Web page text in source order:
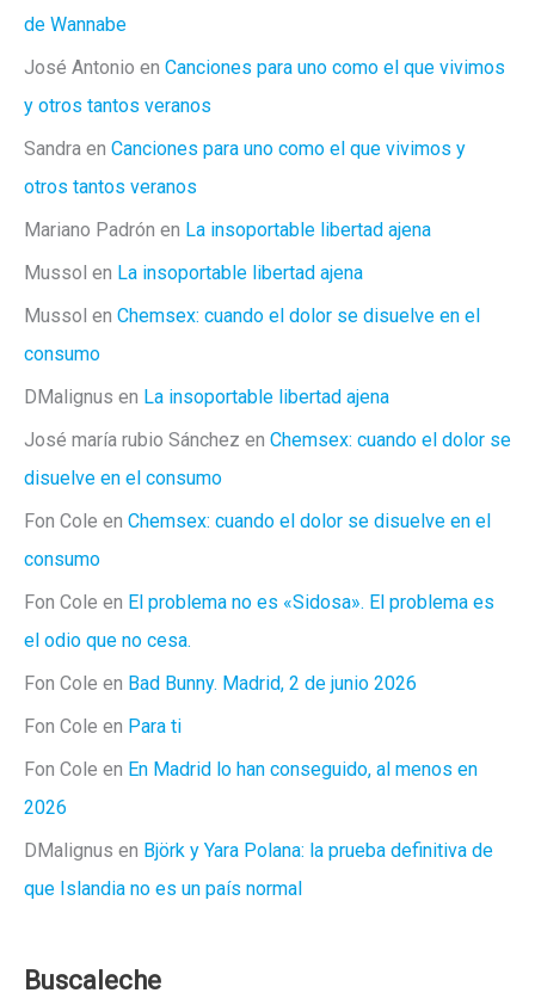
de Wannabe
José Antonio en Canciones para uno como el que vivimos
y otros tantos veranos
Sandra en Canciones para uno como el que vivimos y
otros tantos veranos
Mariano Padrón en La insoportable libertad ajena
Mussol en La insoportable libertad ajena
Mussol en Chemsex: cuando el dolor se disuelve en el
consumo
DMalignus en La insoportable libertad ajena
José maría rubio Sánchez en Chemsex: cuando el dolor se
disuelve en el consumo
Fon Cole en Chemsex: cuando el dolor se disuelve en el
consumo
Fon Cole en El problema no es «Sidosa». El problema es
el odio que no cesa.
Fon Cole en Bad Bunny. Madrid, 2 de junio 2026
Fon Cole en Para ti
Fon Cole en En Madrid lo han conseguido, al menos en
2026
DMalignus en Björk y Yara Polana: la prueba definitiva de
que Islandia no es un país normal
Buscaleche